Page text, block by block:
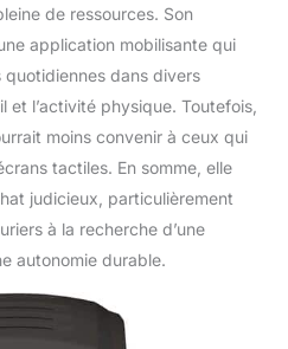
de ressources. Son
application mobilisante qui
quotidiennes dans divers
et l’activité physique. Toutefois,
moins convenir à ceux qui
tactiles. En somme, elle
judicieux, particulièrement
à la recherche d’une
autonomie durable.